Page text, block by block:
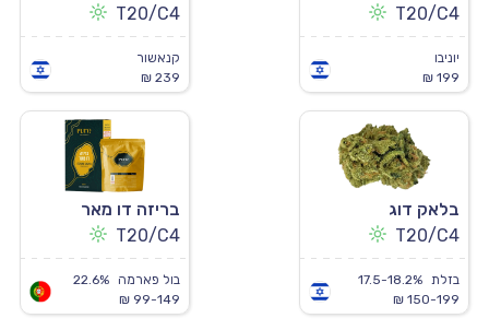
T20/C4
יוניבו
199 ₪
T20/C4
קנאשור
239 ₪
בלאק דוג
T20/C4
בזלת 17.5-18.2%
150-199 ₪
בריזה דו מאר
T20/C4
בול פארמה
22.6%
99-149 ₪